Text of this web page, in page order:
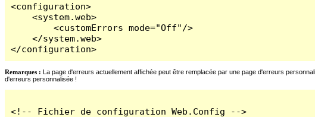
<configuration>
    <system.web>
        <customErrors mode="Off"/>
    </system.web>
</configuration>
Remarques : La page d'erreurs actuellement affichée peut être remplacée par une page d'erreurs
d'erreurs personnalisée !
<!-- Fichier de configuration Web.Config -->